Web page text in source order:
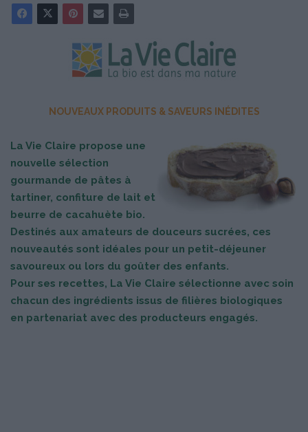
NOUVEAUX PRODUITS & SAVEURS INÉDITES
La Vie Claire propose une
nouvelle sélection
gourmande de pâtes à
tartiner, confiture de lait et
beurre de cacahuète bio.
Destinés aux amateurs de douceurs sucrées, ces
nouveautés sont idéales pour un petit-déjeuner
savoureux ou lors du goûter des enfants.
Pour ses recettes, La Vie Claire sélectionne avec soin
chacun des ingrédients issus de filières biologiques
en partenariat avec des producteurs engagés.